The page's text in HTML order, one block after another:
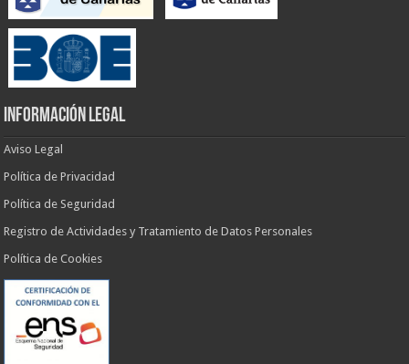
INFORMACIÓN LEGAL
Aviso Legal
Política de Privacidad
Política de Seguridad
Registro de Actividades y Tratamiento de Datos Personales
Política de Cookies